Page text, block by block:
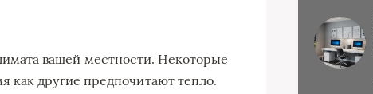
вашей местности. Некоторые
как другие предпочитают тепло.